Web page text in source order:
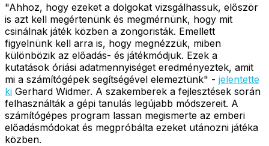
"Ahhoz, hogy ezeket a dolgokat vizsgálhassuk, először
is azt kell megértenünk és megmérnünk, hogy mit
csinálnak játék közben a zongoristák. Emellett
figyelnünk kell arra is, hogy megnézzük, miben
különbözik az előadás- és játékmódjuk. Ezek a
kutatások óriási adatmennyiséget eredményeztek, amit
mi a számítógépek segítségével elemeztünk" - jelentette
ki Gerhard Widmer. A szakemberek a fejlesztések során
felhasználták a gépi tanulás legújabb módszereit. A
számítógépes program lassan megismerte az emberi
előadásmódokat és megpróbálta ezeket utánozni játéka
közben.